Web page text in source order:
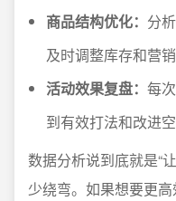
商品结构优化： 分
及时调整库存和营
活动效果复盘： 每
到有效打法和改进
数据分析说到底就是“
少绕弯。如果想要更